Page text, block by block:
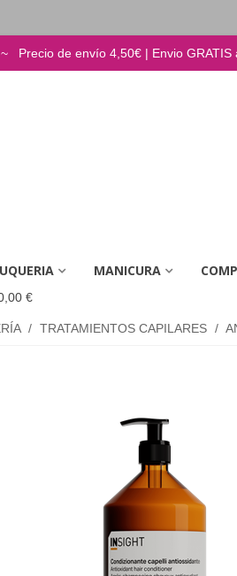
Precio de envío 4,50€ | Envio GRATIS
MANICURA
€
/ TRATAMIENTOS CAPILARES /